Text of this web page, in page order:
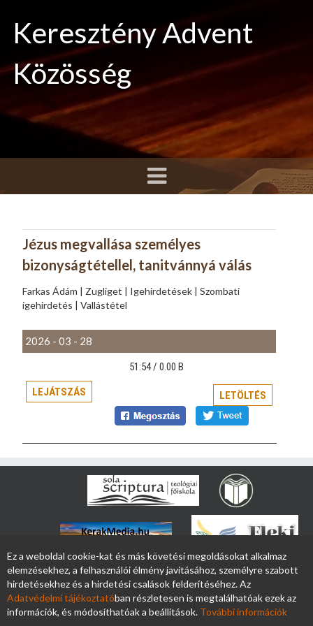
Keresztény Advent
Közösség
Jézus megvallása személyes
bizonyságtétellel, tanitvánnyá válás
Farkas Ádám | Zugliget | Igehirdetések | Szombati
igehirdetés | Vallástétel
2026 - 03 - 28
51:54 / 0.00 B
LEJÁTSZÁS
LETÖLTÉS
Ez a weboldal cookie-kat és más követési megoldásokat alkalmaz
elemzésekhez, a felhasználói élmény javításához, személyre szabott
hirdetésekhez és a hirdetési csalások felderítéséhez. Az
Adatvédelmi tájékoztatóban részletesen is megtalálhatóak ezek az
információk, és módosíthatóak a beállítások. További információk